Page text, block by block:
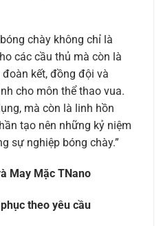
chày không chỉ là
các cầu thủ mà còn là
kết, đồng đội và
cho môn thể thao vua.
mà còn là linh hồn
tạo nên những kỷ niệm
sự nghiệp bóng chày.”
May Mặc TNano
theo yêu cầu